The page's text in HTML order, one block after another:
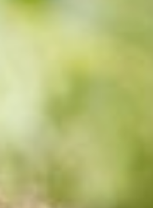
du droit du travail
des territoires et
exacte et
signaler toute